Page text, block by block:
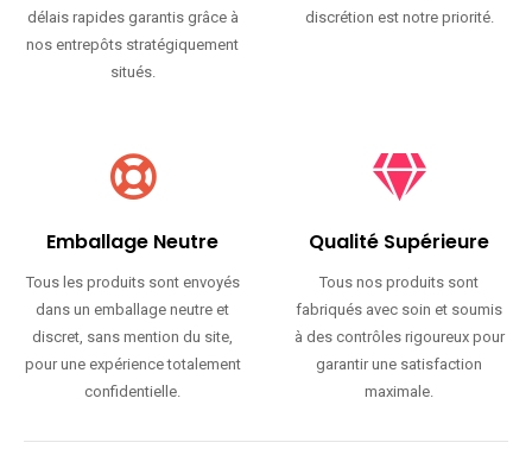
délais rapides garantis grâce à
nos entrepôts stratégiquement
situés.
discrétion est notre priorité.
Emballage Neutre
Tous les produits sont envoyés
dans un emballage neutre et
discret, sans mention du site,
pour une expérience totalement
confidentielle.
Qualité Supérieure
Tous nos produits sont
fabriqués avec soin et soumis
à des contrôles rigoureux pour
garantir une satisfaction
maximale.